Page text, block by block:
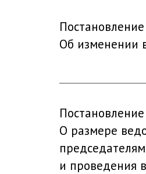
Об изменении
О размере
и проведения